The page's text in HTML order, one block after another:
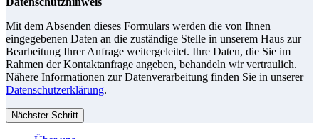
Mit dem Absenden dieses Formulars werden die von Ihnen
eingegebenen Daten an die zuständige Stelle in unserem Haus zur
Bearbeitung Ihrer Anfrage weitergeleitet. Ihre Daten, die Sie im
Rahmen der Kontaktanfrage angeben, behandeln wir vertraulich.
Nähere Informationen zur Datenverarbeitung finden Sie in unserer
Datenschutzerklärung.
Nächster Schritt